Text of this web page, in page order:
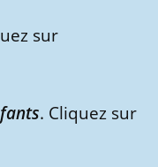
sur
. Cliquez sur